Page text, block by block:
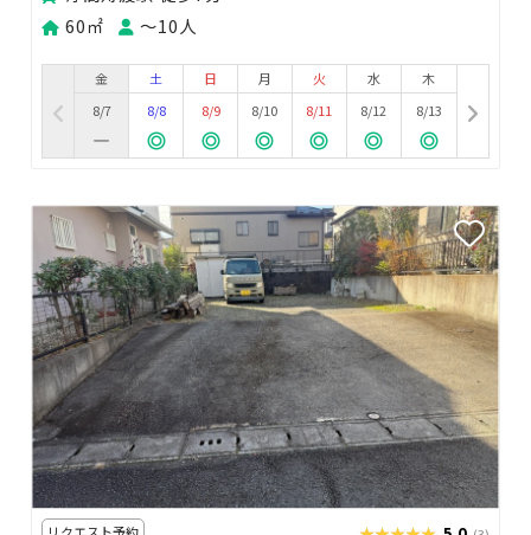
60㎡
〜10人
金
8/7
土
8/8
日
8/9
月
8/10
火
8/11
水
8/12
木
8/13
リクエスト予約